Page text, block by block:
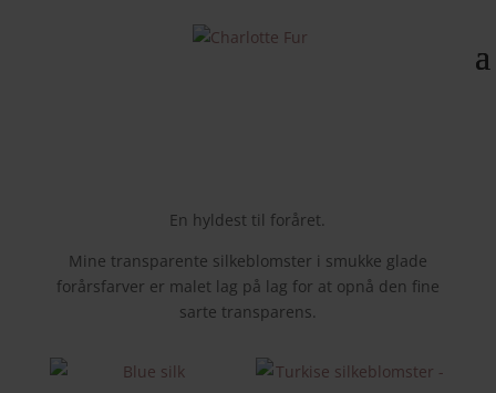
En hyldest til foråret.
Mine transparente silkeblomster i smukke glade
forårsfarver er malet lag på lag for at opnå den fine
sarte transparens.